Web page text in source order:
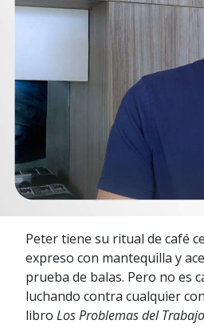
Amor y Odio: ¿Qué es Grandeza?
Peter tiene su ritual de café
expreso con mantequilla y
prueba de balas. Pero no es
luchando contra cualquier
libro Los Problemas del Trabajo